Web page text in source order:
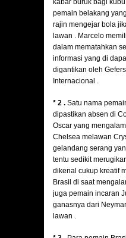
kabar buruk bagi
pemain belakang
rajin mengejar bola
lawan . Marcelo
dalam mematahkan
informasi yang di
digantikan oleh
Internacional .
* 2 . Satu nama
dipastikan absen di
Oscar yang
Chelsea melawan
gelandang serang
tentu sedikit
dikenal cukup kreatif
Brasil di saat
juga pemain incaran
ganasnya dari
lawan .